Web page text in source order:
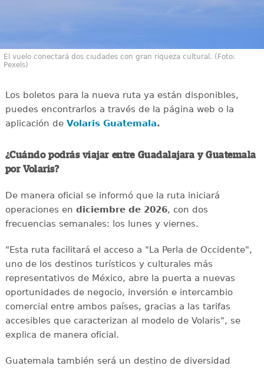
El vuelo conectará dos ciudades con gran riqueza cultural. (Foto:
Pexels)
Los boletos para la nueva ruta ya están disponibles,
puedes encontrarlos a través de la página web o la
aplicación deVolaris Guatemala.
¿Cuándo podrás viajar entre Guadalajara y Guatemala
por Volaris?
De manera oficial se informó que la ruta iniciará
operaciones en diciembre de 2026, con dos
frecuencias semanales: los lunes y viernes.
"Esta ruta facilitará el acceso a "La Perla de Occidente",
uno de los destinos turísticos y culturales más
representativos de México, abre la puerta a nuevas
oportunidades de negocio, inversión e intercambio
comercial entre ambos países, gracias a las tarifas
accesibles que caracterizan al modelo de Volaris", se
explica de manera oficial.
Guatemala también será un destino de diversidad